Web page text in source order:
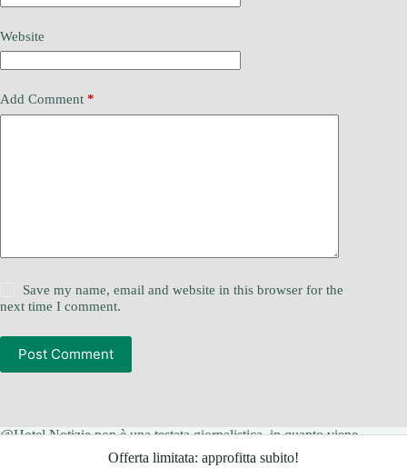
Offerta limitata: approfitta subito!
Website
Add Comment *
Save my name, email and website in this browser for the
next time I comment.
Post Comment
@Hotel Notizie non è una testata giornalistica, in quanto viene
aggiornato senza alcuna periodicità. Non può pertanto